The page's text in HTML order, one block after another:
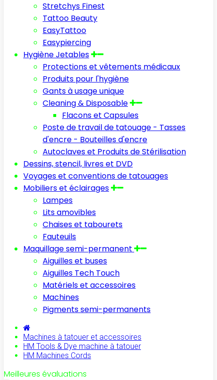
Stretchys Finest
Tattoo Beauty
EasyTattoo
Easypiercing
Hygiène Jetables
Protections et vêtements médicaux
Produits pour l'hygiène
Gants à usage unique
Cleaning & Disposable
Flacons et Capsules
Poste de travail de tatouage - Tasses
d'encre - Bouteilles d'encre
Autoclaves et Produits de Stérilisation
Dessins, stencil, livres et DVD
Voyages et conventions de tatouages
Mobiliers et éclairages
Lampes
Lits amovibles
Chaises et tabourets
Fauteuils
Maquillage semi-permanent
Aiguilles et buses
Aiguilles Tech Touch
Matériels et accessoires
Machines
Pigments semi-permanents
Machines à tatouer et accessoires
HM Tools & Dye machine à tatouer
HM Machines Cords
Meilleures évaluations